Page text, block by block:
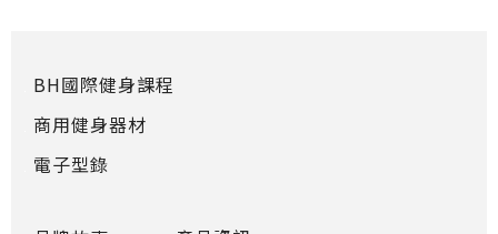
BH國際健身課程
商用健身器材
電子型錄